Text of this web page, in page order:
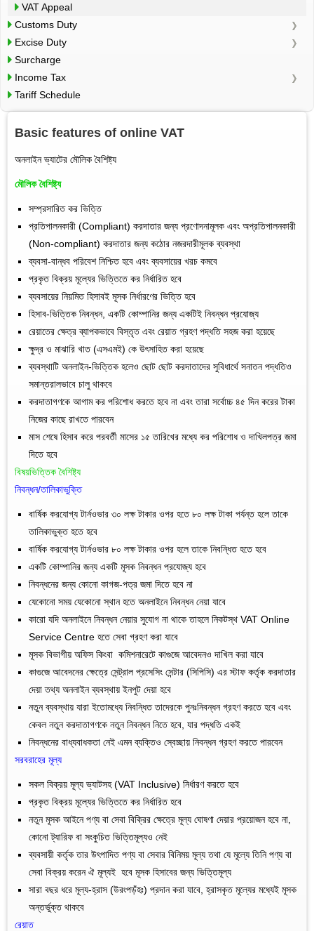
VAT Appeal
Customs Duty
Excise Duty
Surcharge
Income Tax
Tariff Schedule
Basic features of online VAT
অনলাইন ভ্যাটের মৌলিক বৈশিষ্ট্য
মৌলিক বৈশিষ্ট্য
সম্প্রসারিত কর ভিত্তি
প্রতিপালনকারী (Compliant) করদাতার জন্য প্রণোদনামূলক এবং অপ্রতিপালনকারী
(Non-compliant) করদাতার জন্য কঠোর নজরদারীমূলক ব্যবস্থা
ব্যবসা-বান্ধব পরিবেশ নিশ্চিত হবে এবং ব্যবসায়ের খরচ কমবে
প্রকৃত বিক্রয় মূল্যের ভিত্তিতে কর নির্ধারিত হবে
ব্যবসায়ের নিয়মিত হিসাবই মূসক নির্ধারণের ভিত্তি হবে
হিসাব-ভিত্তিক নিবন্ধন, একটি কোম্পানির জন্য একটিই নিবন্ধন প্রযোজ্য
রেয়াতের ক্ষেত্র ব্যাপকভাবে বিস্তৃত এবং রেয়াত গ্রহণ পদ্ধতি সহজ করা হয়েছে
ক্ষুদ্র ও মাঝারি খাত (এসএমই) কে উৎসাহিত করা হয়েছে
ব্যবস্থাটি অনলাইন-ভিত্তিক হলেও ছোট ছোট করদাতাদের সুবিধার্থে সনাতন পদ্ধতিও
সমান্তরালভাবে চালু থাকবে
করদাতাগণকে আগাম কর পরিশোধ করতে হবে না এবং তারা সর্বোচ্চ ৪৫ দিন করের টাকা
নিজের কাছে রাখতে পারবেন
মাস শেষে হিসাব করে পরবর্তী মাসের ১৫ তারিখের মধ্যে কর পরিশোধ ও দাখিলপত্র জমা
দিতে হবে
বিষয়ভিত্তিক বৈশিষ্ট্য
নিবন্ধন/তালিকাভুক্তি
বার্ষিক করযোগ্য টার্নওভার ৩০ লক্ষ টাকার ওপর হতে ৮০ লক্ষ টাকা পর্যন্ত হলে তাকে
তালিকাভুক্ত হতে হবে
বার্ষিক করযোগ্য টার্নওভার ৮০ লক্ষ টাকার ওপর হলে তাকে নিবন্ধিত হতে হবে
একটি কোম্পানির জন্য একটি মূসক নিবন্ধন প্রযোজ্য হবে
নিবন্ধনের জন্য কোনো কাগজ-পত্র জমা দিতে হবে না
যেকোনো সময় যেকোনো স্থান হতে অনলাইনে নিবন্ধন নেয়া যাবে
কারো যদি অনলাইনে নিবন্ধন নেয়ার সুযোগ না থাকে তাহলে নিকটস্থ VAT Online
Service Centre হতে সেবা গ্রহণ করা যাবে
মূসক বিভাগীয় অফিস কিংবা কমিশনারেটে কাগুজে আবেদনও দাখিল করা যাবে
কাগুজে আবেদনের ক্ষেত্রে সেন্ট্রাল প্রসেসিং সেন্টার (সিপিসি) এর স্টাফ কর্তৃক করদাতার
দেয়া তথ্য অনলাইন ব্যবস্থায় ইনপুট দেয়া হবে
নতুন ব্যবস্থায় যারা ইতোমধ্যে নিবন্ধিত তাদেরকে পুনঃনিবন্ধন গ্রহণ করতে হবে এবং
কেবল নতুন করদাতাগণকে নতুন নিবন্ধন নিতে হবে, যার পদ্ধতি একই
নিবন্ধনের বাধ্যবাধকতা নেই এমন ব্যক্তিও স্বেচ্ছায় নিবন্ধন গ্রহণ করতে পারবেন
সরবরাহের মূল্য
সকল বিক্রয় মূল্য ভ্যাটসহ (VAT Inclusive) নির্ধারণ করতে হবে
প্রকৃত বিক্রয় মূল্যের ভিত্তিতে কর নির্ধারিত হবে
নতুন মূসক আইনে পণ্য বা সেবা বিক্রির ক্ষেত্রে মূল্য ঘোষণা দেয়ার প্রয়োজন হবে না,
কোনো ট্যারিফ বা সংকুচিত ভিত্তিমূল্যও নেই
ব্যবসায়ী কর্তৃক তার উৎপাদিত পণ্য বা সেবার বিনিময় মূল্য তথা যে মূল্যে তিনি পণ্য বা
সেবা বিক্রয় করেন ঐ মূল্যই হবে মূসক হিসাবের জন্য ভিত্তিমূল্য
সারা বছর ধরে মূল্য-হ্রাস (উরংপড়ঁহঃ) প্রদান করা যাবে, হ্রাসকৃত মূল্যের মধ্যেই মূসক
অন্তর্ভুক্ত থাকবে
রেয়াত